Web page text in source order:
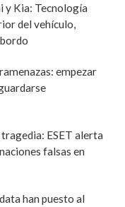
y Kia: Tecnología
del vehículo,
empezar
ESET alerta
falsas en
han puesto al